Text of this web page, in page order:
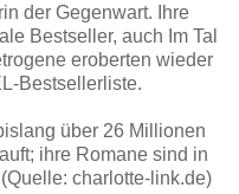
der Gegenwart. Ihre
Bestseller, auch Im Tal
eroberten wieder
Bestsellerliste.
über 26 Millionen
ihre Romane sind in
charlotte-link.de)